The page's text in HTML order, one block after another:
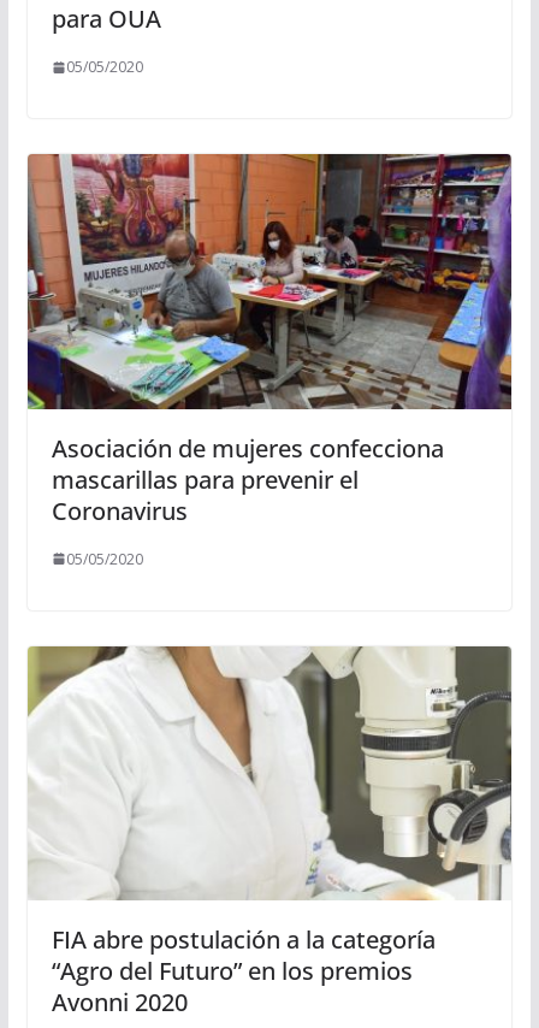
para OUA
05/05/2020
Asociación de mujeres confecciona
mascarillas para prevenir el
Coronavirus
05/05/2020
FIA abre postulación a la categoría
“Agro del Futuro” en los premios
Avonni 2020